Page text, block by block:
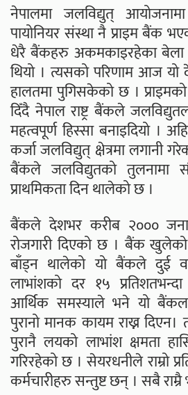
नेपालमा जलविद्युत्
पायोनियर संस्था नै प्राइम बैंक
धेरै बैंकहरु अकमकाइरहेका बेला
थियो । त्यसको परिणाम आज यो
हालतमा पुगिसकेको छ ।
दिँदै नेपाल राष्ट्र बैंकले
महत्वपूर्ण हिस्सा बनाइदियो ।
कर्जा जलविद्युत् क्षेत्रमा लगानी
बैंकले जलविद्युतको तुलनामा
प्राथमिकता दिन थालेको छ ।
बैंकले देशभर करीब २००० जना
रोजगारी दिएको छ । बैंक खुलेको
बाँड्न थालेको यो बैंकले दुई
लाभांशको दर १५
आर्थिक समस्याले भने यो
पुरानो मानक कायम राख्न
पुरानै लयको लाभांश क्षमता
गरिरहेको छ । सेयरधनीले राम्रो
कर्मचारीहरु सन्तुष्ट छन् । सबै